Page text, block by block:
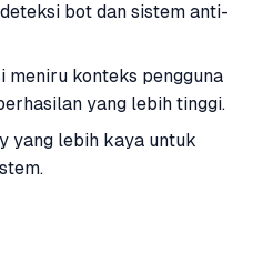
bot dan sistem anti-
meniru konteks pengguna
yang lebih tinggi.
yang lebih kaya untuk